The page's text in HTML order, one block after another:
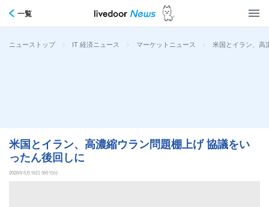
一覧
ニューストップ > IT 経済ニュース > マーケットニュース > 米国とイラン、高
米国とイラン、高濃縮ウラン問題棚上げ 協議をい
ったん後回しに
2026年5月16日 5時10分